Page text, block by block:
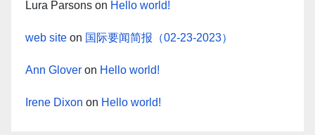
Lura Parsons on Hello world!
web site on 国际要闻简报（02-23-2023）
Ann Glover on Hello world!
Irene Dixon on Hello world!